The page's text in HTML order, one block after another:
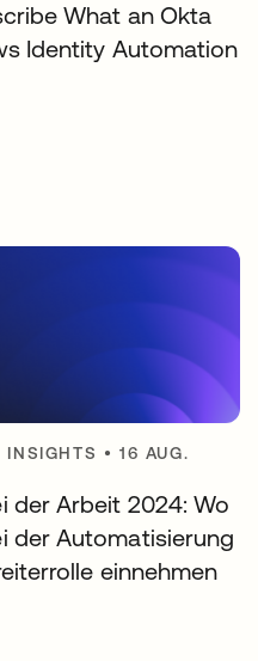
What an Okta
Identity Automation
INSIGHTS •16 AUG.
der Arbeit 2024: Wo
der Automatisierung
einnehmen